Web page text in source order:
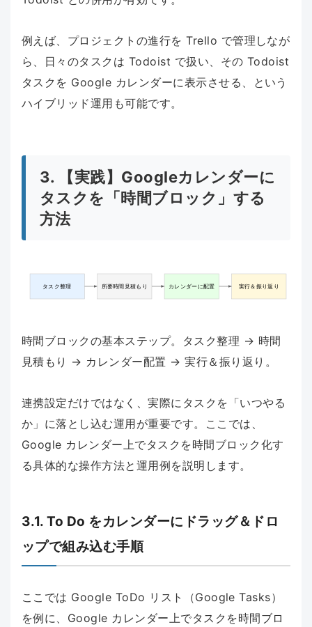
例えば、プロジェクトの進行を Trello で管理しなが
ら、日々のタスクは Todoist で扱い、その Todoist
タスクを Google カレンダーに表示させる、という
ハイブリッド運用も可能です。
3. 【実践】Googleカレンダーに
タスクを「時間ブロック」する
方法
タスク整理 所要時間見積もり カレンダーに配置 実行＆振り返り
時間ブロックの基本ステップ。タスク整理 → 時間
見積もり → カレンダー配置 → 実行＆振り返り。
連携設定だけではなく、実際にタスクを「いつやる
か」に落とし込む運用が重要です。ここでは、
Google カレンダー上でタスクを時間ブロック化す
る具体的な操作方法と運用例を説明します。
3.1. To Do をカレンダーにドラッグ＆ドロ
ップで組み込む手順
ここでは Google ToDo リスト（Google Tasks）
を例に、Google カレンダー上でタスクを時間ブロ